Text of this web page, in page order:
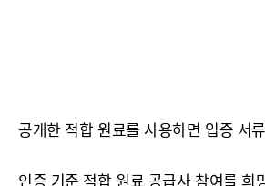
공개한 적합 원료를 사용하면 입증 서
인증 기준 적합 원료 공급사 참여를 희